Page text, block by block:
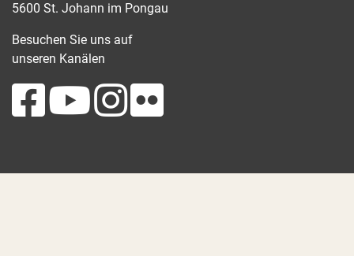
5600 St. Johann im Pongau
Besuchen Sie uns auf
unseren Kanälen